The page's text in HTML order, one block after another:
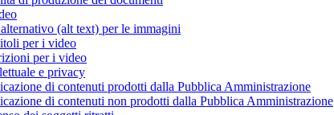
(alt text) per le immagini
per i video
per i video
e privacy
di contenuti prodotti dalla Pubblica Amministrazione
di contenuti non prodotti dalla Pubblica Amministrazione